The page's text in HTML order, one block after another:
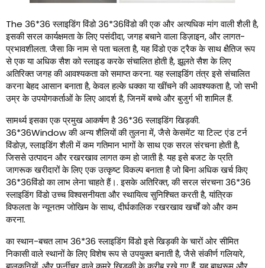
The 36*36 स्लाइडिंग विंडो 36*36विंडो की एक और अत्यधिक मांग वाली शैली है,
इसकी सरल कार्यक्षमता के लिए पसंदीदा, जगह बचाने वाला डिज़ाइन, और लागत-
प्रभावशीलता. जैसा कि नाम से पता चलता है, यह विंडो एक ट्रैक के साथ क्षैतिज रूप
से एक या अधिक सैश को स्लाइड करके संचालित होती है, झूलते सैश के लिए
अतिरिक्त जगह की आवश्यकता को समाप्त करना. यह स्लाइडिंग तंत्र इसे संचालित
करना बेहद आसान बनाता है, केवल हल्के धक्का या खींचने की आवश्यकता है, जो सभी
उम्र के उपयोगकर्ताओं के लिए आदर्श है, जिनमें बच्चे और बुजुर्ग भी शामिल हैं.
सामर्थ्य इसका एक प्रमुख आकर्षण है 36*36 स्लाइडिंग खिड़की.
36*36Window की अन्य शैलियों की तुलना में, जैसे केसमेंट या टिल्ट एंड टर्न
विंडोज़, स्लाइडिंग शैली में कम गतिमान भागों के साथ एक सरल संरचना होती है,
जिससे उत्पादन और रखरखाव लागत कम हो जाती है. यह इसे बजट के प्रति
जागरूक खरीदारों के लिए एक उत्कृष्ट विकल्प बनाता है जो बिना अधिक खर्च किए
36*36विंडो का लाभ लेना चाहते हैं।. इसके अतिरिक्त, की सरल संरचना 36*36
स्लाइडिंग विंडो उच्च विश्वसनीयता और स्थायित्व सुनिश्चित करती है, यांत्रिक
विफलता के न्यूनतम जोखिम के साथ, दीर्घकालिक रखरखाव खर्चों को और कम
करना.
का स्थान-बचत लाभ 36*36 स्लाइडिंग विंडो इसे खिड़की के चारों ओर सीमित
निकासी वाले स्थानों के लिए विशेष रूप से उपयुक्त बनाती है, जैसे संकीर्ण गलियारे,